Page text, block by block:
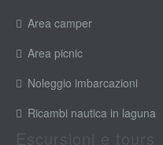
Area camper
Area picnic
Noleggio imbarcazioni
Ricambi nautica in laguna